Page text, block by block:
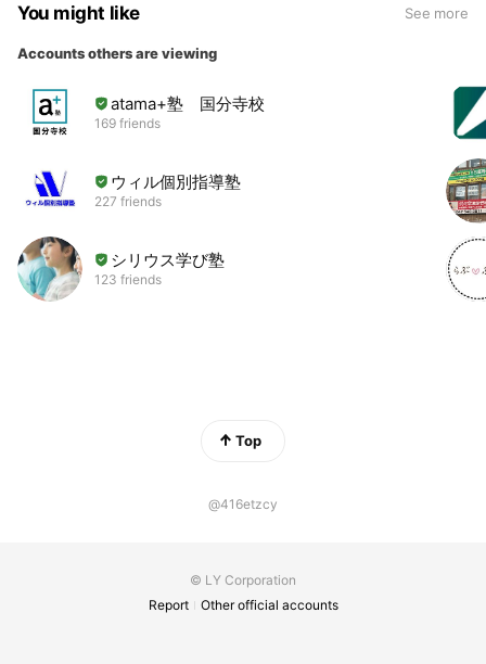
You might like See more
Accounts others are viewing
atama+塾 国分寺校
169 friends
ウィル個別指導塾
227 friends
シリウス学び塾
123 friends
Top
@416etzcy
© LY Corporation
Report
Other official accounts